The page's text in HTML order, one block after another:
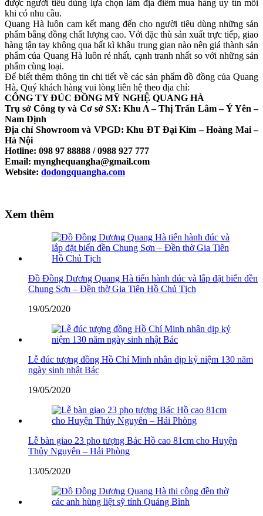
được người tiêu dùng lựa chọn làm địa điểm mua hàng uy tín mỗi
khi có nhu cầu.
Quang Hà luôn cam kết mang đến cho người tiêu dùng những sản
phẩm bằng đồng chất lượng cao. Với đặc thù sản xuất trực tiếp, giao
hàng tận tay không qua bất kì khâu trung gian nào nên giá thành sản
phẩm của Quang Hà luôn rẻ nhất, cạnh tranh nhất so với những sản
phẩm cùng loại.
Để biết thêm thông tin chi tiết về các sản phẩm đồ đồng của Quang
Hà, Quý khách hàng vui lòng liên hệ theo địa chỉ:
CÔNG TY ĐÚC ĐỒNG MỸ NGHỆ QUANG HÀ
Trụ sở Công ty và Cơ sở SX: Khu A – Thị Trấn Lâm – Ý Yên –
Nam Định
Địa chỉ Showroom và VPGD: Khu ĐT Đại Kim – Hoàng Mai –
Hà Nội
Hotline: 098 97 88888 / 0988 927 777
Email: mynghequangha@gmail.com
Website: dodongquangha.com
Xem thêm
Đồ Đồng Dương Quang Hà tiến hành đúc và lắp đặt biển đền
Chung Sơn – Đền thờ Gia Tiên Hồ Chủ Tịch
19/05/2020
Lễ đúc tượng đồng Hồ Chí Minh nhân dịp kỷ niệm 130 năm
ngày sinh nhật Bác
19/05/2020
Lễ bàn giao 23 pho tượng Bác Hồ cao 81cm cho Huyện
Thủy Nguyên – Hải Phòng
13/05/2020